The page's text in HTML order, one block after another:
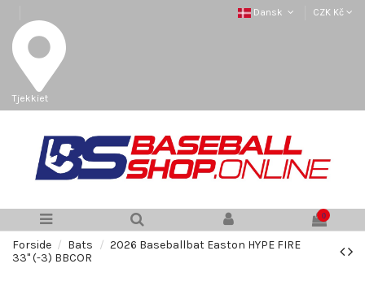
Tjekkiet
Dansk CZK Kč
0
Forside Bats
2026 Baseballbat Easton HYPE FIRE
33" (-3) BBCOR